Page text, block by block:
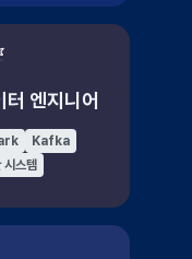
터 엔지니어
Kafka
시스템